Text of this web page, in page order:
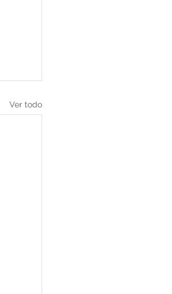
Ver todo